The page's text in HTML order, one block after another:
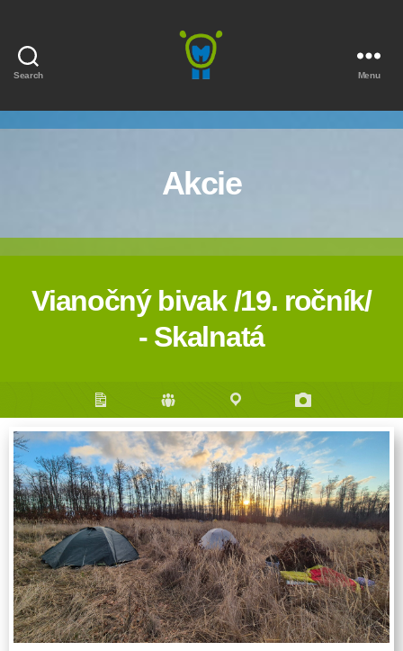
Search Menu
Akcie
Vianočný bivak /19. ročník/
- Skalnatá